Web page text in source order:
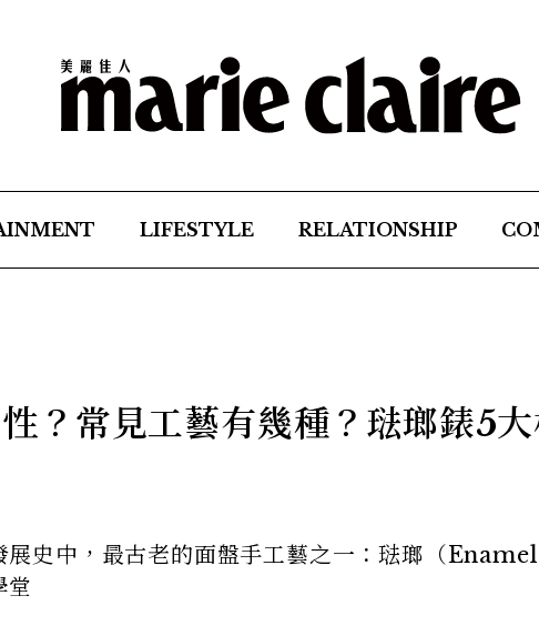
LIFESTYLE RELATIONSHIP
？常見工藝有幾種？琺瑯錶5
展史中，最古老的面盤手工藝之一：琺瑯（
堂